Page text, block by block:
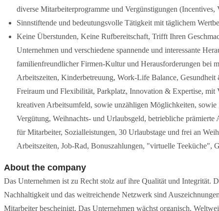
diverse Mitarbeiterprogramme und Vergünstigungen (Incentives,
Sinnstiftende und bedeutungsvolle Tätigkeit mit täglichem
Keine Überstunden, Keine Rufbereitschaft, Trifft Ihren
Unternehmen und verschiedene spannende und interessante
familienfreundlicher Firmen-Kultur und Herausforderungen bei
Arbeitszeiten, Kinderbetreuung, Work-Life Balance,
Freiraum und Flexibilität, Parkplatz, Innovation & Expertise, mit
kreativen Arbeitsumfeld, sowie unzähligen Möglichkeiten,
Vergütung, Weihnachts- und Urlaubsgeld, betriebliche
für Mitarbeiter, Sozialleistungen, 30 Urlaubstage und frei an
Arbeitszeiten, Job-Rad, Bonuszahlungen, "virtuelle Teeküche",
About the company
Das Unternehmen ist zu Recht stolz auf ihre Qualität und Integrität.
Nachhaltigkeit und das weitreichende Netzwerk sind
Mitarbeiter bescheinigt. Das Unternehmen wächst organisch.